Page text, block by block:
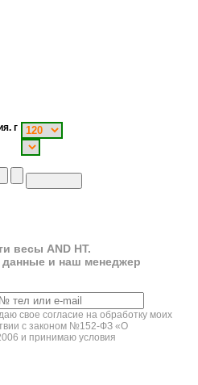
г
весы AND HT.
данные и наш менеджер
свое согласие на обработку моих
с законом №152-ФЗ «О
и принимаю условия